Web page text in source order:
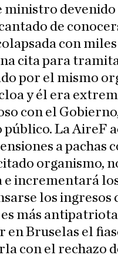
ministro
de
con
cita para
por el mismo
y él era
con el
público. La AireF
a pachas
organismo,
e incrementará
los ingresos
más
en Bruselas el
con el rechazo